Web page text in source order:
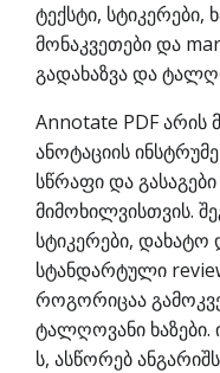
ტექსტი, სტიკერები,
მონაკვეთები და
გადახაზვა და
Annotate PDF არის
ანოტაციის
სწრაფი და
მიმოხილვისთვის.
სტიკერები, დახატო
სტანდარტული
როგორიცაა
ტალღოვანი ხაზები.
ს, ასწორებ